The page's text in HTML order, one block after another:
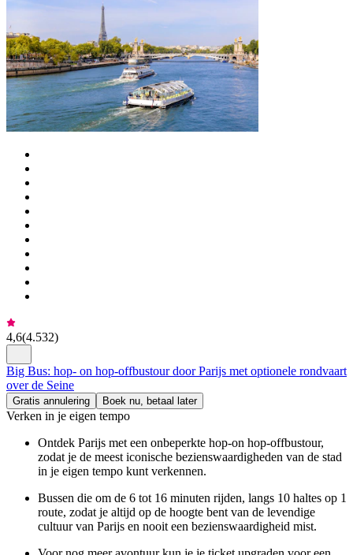
4,6(4.532)
Big Bus: hop- on hop-offbustour door Parijs met optionele rondvaart
over de Seine
Gratis annulering Boek nu, betaal later
Verken in je eigen tempo
Ontdek Parijs met een onbeperkte hop-on hop-offbustour,
zodat je de meest iconische bezienswaardigheden van de stad
in je eigen tempo kunt verkennen.
Bussen die om de 6 tot 16 minuten rijden, langs 10 haltes op 1
route, zodat je altijd op de hoogte bent van de levendige
cultuur van Parijs en nooit een bezienswaardigheid mist.